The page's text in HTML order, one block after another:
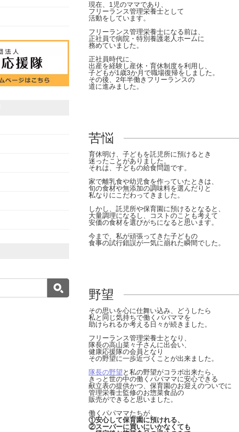
現在、1児のママであり、
フリーランス管理栄養士として
活動をしています。
フリーランス管理栄養士になる前は、
正社員で病院・特別養護老人ホームに
務めていました。
正社員時代に、
出産を経験し産休・育休制度を利用し、
子どもが1歳3か月で職場復帰をしました。
その後、2年半働きフリーランスの
道に進みました。
苦悩
育休明け、子どもを託児所に預けるとき
迷ったことがありました。
それは、子どもの給食問題です。
家で離乳食や幼児食を作っていたときは、
旬の食材や無添加の調味料を選んだりと
私なりにこだわってきました。
しかし、託児所や保育園に預けるとなると、
大量調理になるし、コストのことも考えて
安価の食材を選びがちになると思います。
今まで、私が頑張ってきた子どもの
食事の試行錯誤が一気に崩れた瞬間でした。
野望
その思いを心に仕舞い込み、どうしたら
私と同じ気持ちで働くパパママを
助けられるか考える日々が続きました。
フリーランス管理栄養士となり、
隊長の高山菜々子さんに出会い、
健康応援隊の会員となり
その野望に一歩近づくことが出来ました。
隊長の野望と私の野望がコラボ出来たら、
きっと世の中の働くパパママに安心できる
献立表の提供かつ、保育園のお迎えのついでに
管理栄養士監修のお惣菜食品の
販売ができると思いました。
働くパパママたちが、
①安心して保育園に預けれる、
②スーパーに買いにいかなくても